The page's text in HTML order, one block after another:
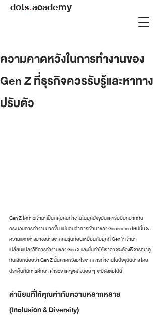
dots.academy
ความคาดหวังในการทำงานของ
Gen Z ที่ธุรกิจควรรับรู้และหาทาง
ปรับตัว
Gen Z ได้ก้าวเข้ามาเป็นกลุ่มคนทำงานในยุคปัจจุบันและเริ่มมีบทบาทกับ
กระบวนการทำงานมากขึ้น แน่นอนว่าการเข้ามาของ Generation ใหม่นั้นจะ
ความแตกต่างบางอย่างจากคนรุ่นก่อนเหมือนกับยุคที่ Gen Y เข้ามา
เปลี่ยนแปลงวิถีการทำงานของ Gen X และนั่นทำให้เราอาจจะต้องพิจารณาดู
กันเสียหน่อยว่า Gen Z นั้นคาดหวังอะไรจากการทำงานในปัจจุบันบ้าง โดย
ประเด็นที่มีการศึกษา สำรวจ และพูดถึงบ่อย ๆ  จะมีดังต่อไปนี้
ค่านิยมที่ให้คุณค่ากับความหลากหลาย
(Inclusion & Diversity)